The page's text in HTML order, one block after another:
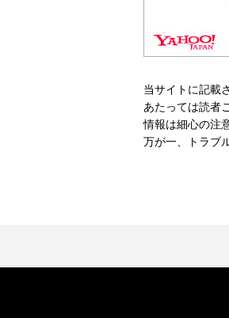
当サイトに記載
あたっては読者
情報は細心の注
万が一、トラブ